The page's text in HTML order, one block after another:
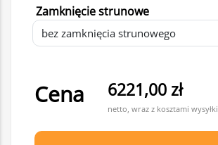
Zamknięcie strunowe
Cena 6221,00 zł
netto, wraz z kosztami wysyłki